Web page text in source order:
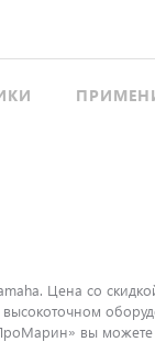
Цена со
вы можете